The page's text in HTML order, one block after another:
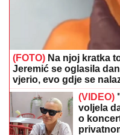
(FOTO) Na njoj kratka
Jeremić se oglasila
vjerio, evo gdje se
(VIDEO)
voljela
o